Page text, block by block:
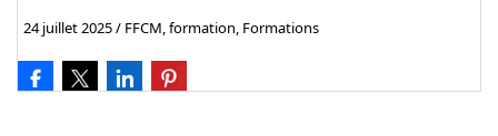
24 juillet 2025/ FFCM,formation, Formations